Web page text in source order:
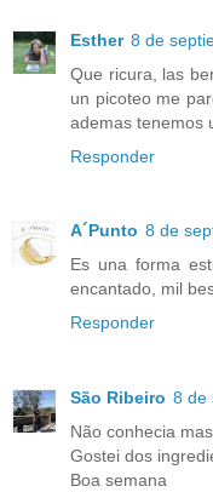
Esther 8 de
Que ricura, las
un picoteo me
ademas tenemos
Responder
A´Punto 8 de
Es una forma
encantado, mil
Responder
São Ribeiro 8 de
Não conhecia
Gostei dos
Boa semana